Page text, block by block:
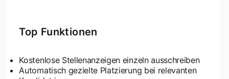
Top Funktionen
Kostenlose Stellenanzeigen einzeln ausschreiben
Automatisch gezielte Platzierung bei relevanten